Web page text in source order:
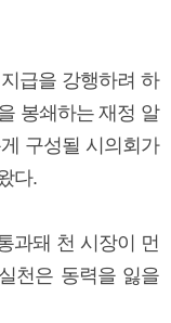
급을 강행하려 하
봉쇄하는 재정 알
구성될 시의회가
다.
과돼 천 시장이 먼
천은 동력을 잃을